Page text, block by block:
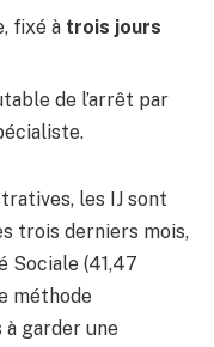
fixé à trois jours
de l’arrêt par
les IJ sont
trois derniers mois,
Sociale (41,47
méthode
garder une